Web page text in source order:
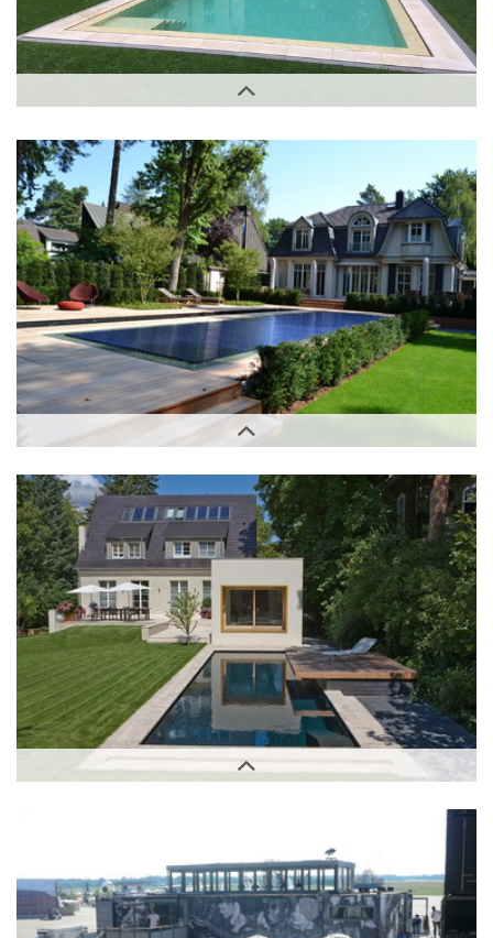
Außenbereich
Außenbereich
Außenbereich